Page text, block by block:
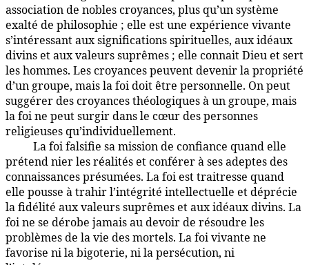
association de nobles croyances, plus qu’un système
exalté de philosophie ; elle est une expérience vivante
s’intéressant aux significations spirituelles, aux idéaux
divins et aux valeurs suprêmes ; elle connait Dieu et sert
les hommes. Les croyances peuvent devenir la propriété
d’un groupe, mais la foi doit être personnelle. On peut
suggérer des croyances théologiques à un groupe, mais
la foi ne peut surgir dans le cœur des personnes
religieuses qu’individuellement.
La foi falsifie sa mission de confiance quand elle
prétend nier les réalités et conférer à ses adeptes des
connaissances présumées. La foi est traitresse quand
elle pousse à trahir l’intégrité intellectuelle et déprécie
la fidélité aux valeurs suprêmes et aux idéaux divins. La
foi ne se dérobe jamais au devoir de résoudre les
problèmes de la vie des mortels. La foi vivante ne
favorise ni la bigoterie, ni la persécution, ni